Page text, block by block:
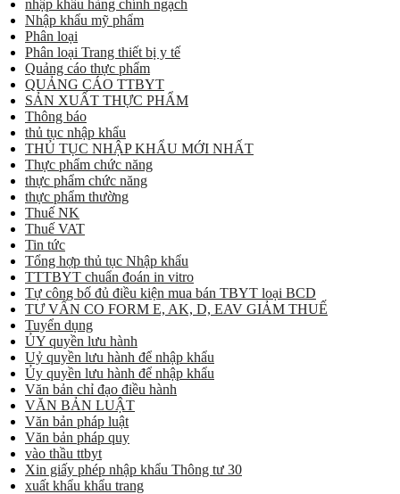
nhập khẩu hàng chính ngạch
Nhập khẩu mỹ phẩm
Phân loại
Phân loại Trang thiết bị y tế
Quảng cáo thực phẩm
QUẢNG CÁO TTBYT
SẢN XUẤT THỰC PHẨM
Thông báo
thủ tục nhập khẩu
THỦ TỤC NHẬP KHẨU MỚI NHẤT
Thực phẩm chức năng
thực phẩm chức năng
thực phẩm thường
Thuế NK
Thuế VAT
Tin tức
Tổng hợp thủ tục Nhập khẩu
TTTBYT chuẩn đoán in vitro
Tự công bố đủ điều kiện mua bán TBYT loại BCD
TƯ VẤN CO FORM E, AK, D, EAV GIẢM THUẾ
Tuyển dụng
ỦY quyền lưu hành
Uỷ quyền lưu hành để nhập khẩu
Ủy quyền lưu hành để nhập khẩu
Văn bản chỉ đạo điều hành
VĂN BẢN LUẬT
Văn bản pháp luật
Văn bản pháp quy
vào thầu ttbyt
Xin giấy phép nhập khẩu Thông tư 30
xuất khẩu khẩu trang